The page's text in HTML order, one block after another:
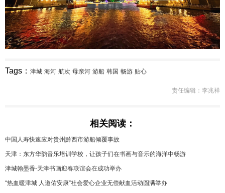
Tags： 津城 海河 航次 母亲河 游船 韩国 畅游 贴心
责任编辑：李兆祥
相关阅读：
中国人寿快速应对贵州黔西市游船倾覆事故
天津：东方华韵音乐培训学校，让孩子们在书画与音乐的海洋中畅游
津城翰墨香-天津书画迎春联谊会在成功举办
“热血暖津城 人道佑安康”社会爱心企业无偿献血活动圆满举办